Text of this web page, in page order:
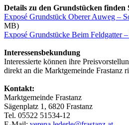
Details zu den Grundstücken finden
Exposé Grundstück Oberer Auweg –
MB)
Exposé Grundstücke Beim Feldgatter
Interessensbekundung
Interessierte können ihre
direkt an die Marktgemeinde Frastanz
Kontakt:
Marktgemeinde Frastanz
Sägenplatz 1, 6820 Frastanz
Tel. 05522 51534-12